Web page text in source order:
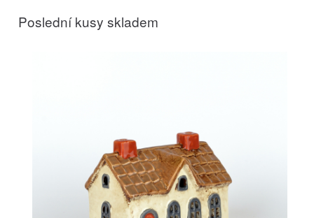
Poslední kusy skladem